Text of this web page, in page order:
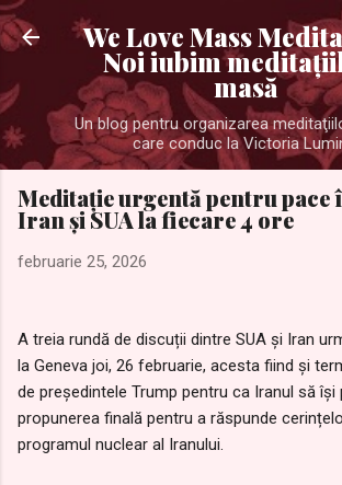
Treceți la conținutul
We Love Mass
Noi iubim
masă
Un blog pentru organizarea
care conduc la Victoria
Meditație urgentă pentru pace
Iran și SUA la fiecare 4 ore
februarie 25, 2026
A treia rundă de discuții dintre SUA și Iran
la Geneva joi, 26 februarie, acesta fiind și
de președintele Trump pentru ca Iranul să își
propunerea finală pentru a răspunde
programul nuclear al Iranului.